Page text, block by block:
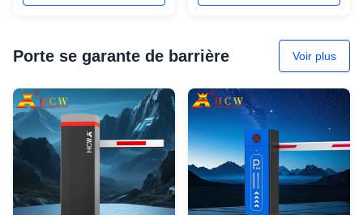
Porte se garante de barrière Voir plus